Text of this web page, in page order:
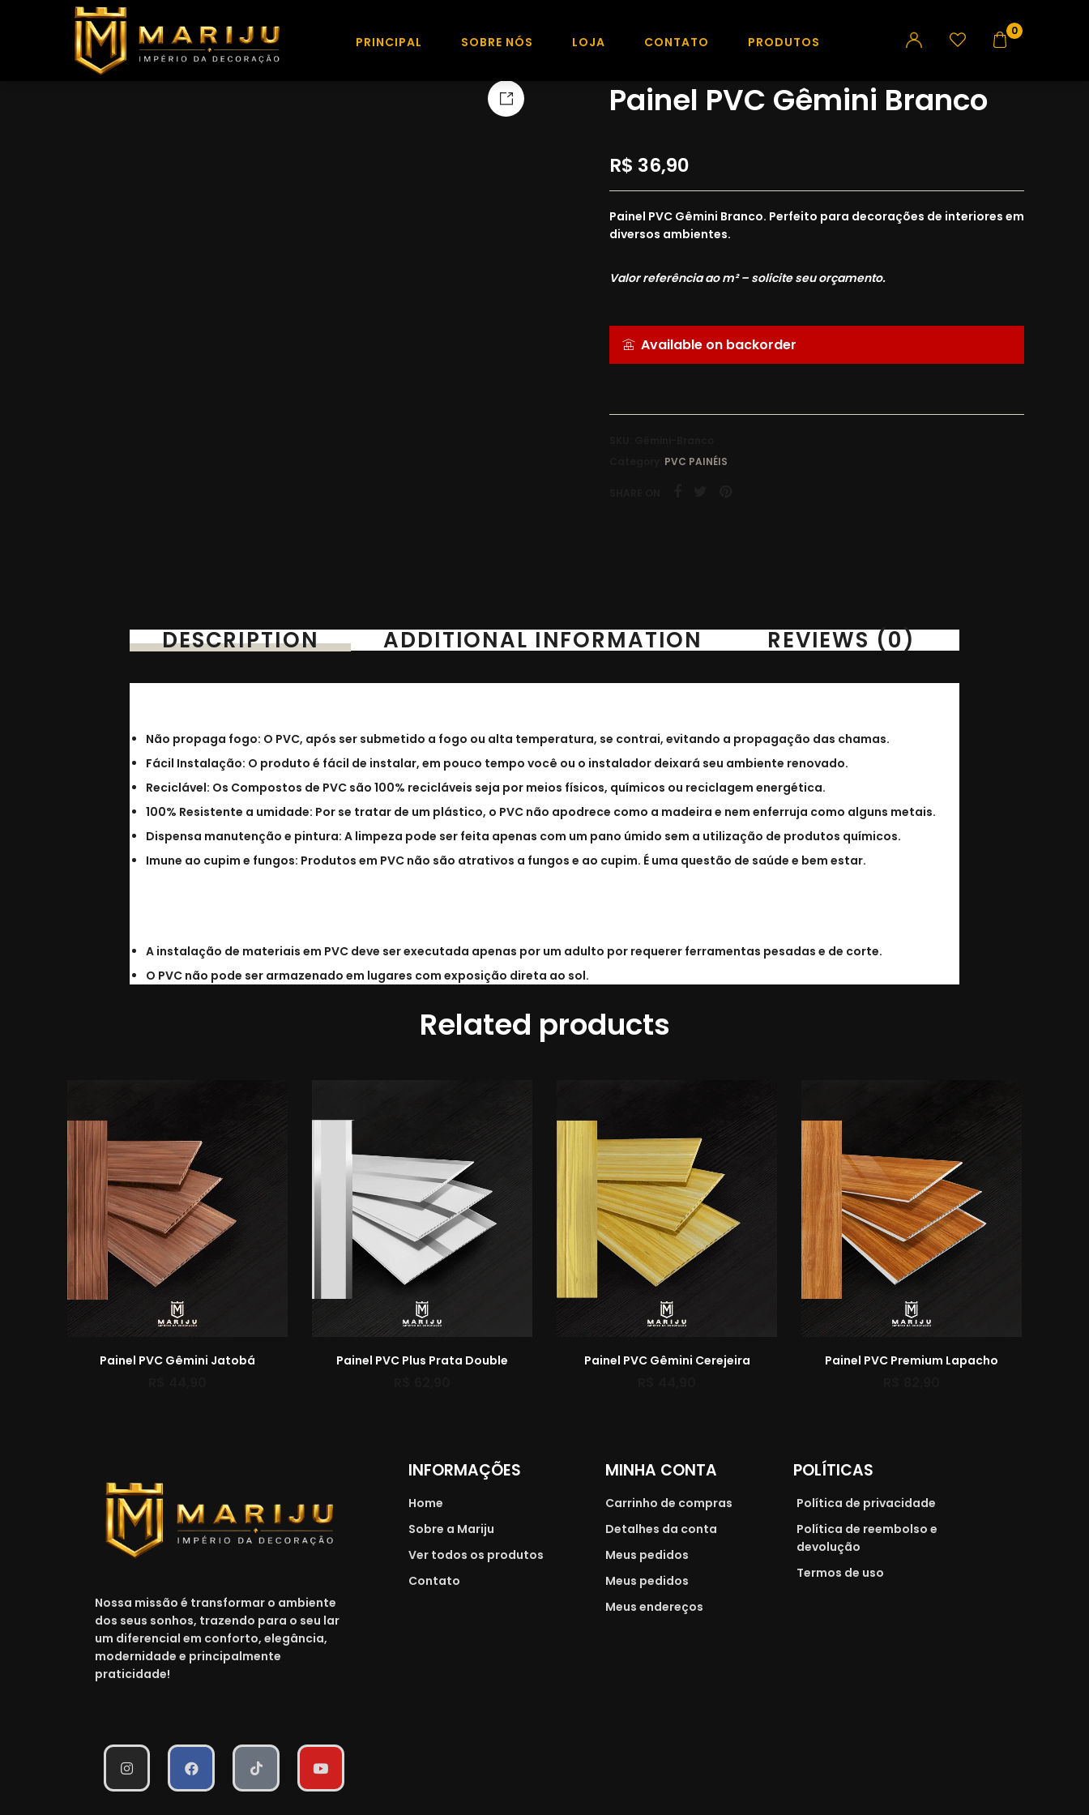
PRINCIPAL SOBRE NÓS LOJA CONTATO PRODUTOS
0
Painel PVC Gêmini Branco
R$ 36,90
Painel PVC Gêmini Branco. Perfeito para decorações de interiores em
diversos ambientes.
Valor referência ao m² – solicite seu orçamento.
Available on backorder
PVC PAINÉIS
DESCRIPTION ADDITIONAL INFORMATION REVIEWS (0)
Não propaga fogo: O PVC, após ser submetido a fogo ou alta temperatura, se contrai, evitando a propagação das chamas.
Fácil Instalação: O produto é fácil de instalar, em pouco tempo você ou o instalador deixará seu ambiente renovado.
Reciclável: Os Compostos de PVC são 100% recicláveis seja por meios físicos, químicos ou reciclagem energética.
100% Resistente a umidade: Por se tratar de um plástico, o PVC não apodrece como a madeira e nem enferruja como alguns metais.
Dispensa manutenção e pintura: A limpeza pode ser feita apenas com um pano úmido sem a utilização de produtos químicos.
Imune ao cupim e fungos: Produtos em PVC não são atrativos a fungos e ao cupim. É uma questão de saúde e bem estar.
A instalação de materiais em PVC deve ser executada apenas por um adulto por requerer ferramentas pesadas e de corte.
O PVC não pode ser armazenado em lugares com exposição direta ao sol.
Related products
Painel PVC Gêmini Jatobá Painel PVC Plus Prata Double Painel PVC Gêmini Cerejeira Painel PVC Premium Lapacho
Nossa missão é transformar o ambiente
dos seus sonhos, trazendo para o seu lar
um diferencial em conforto, elegância,
modernidade e principalmente
praticidade!
INFORMAÇÕES
Home
Sobre a Mariju
Ver todos os produtos
Contato
MINHA CONTA
Carrinho de compras
Detalhes da conta
Meus pedidos
Meus pedidos
Meus endereços
POLÍTICAS
Política de privacidade
Política de reembolso e
devolução
Termos de uso